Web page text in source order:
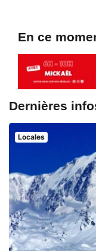
En ce
Dernières
Locales